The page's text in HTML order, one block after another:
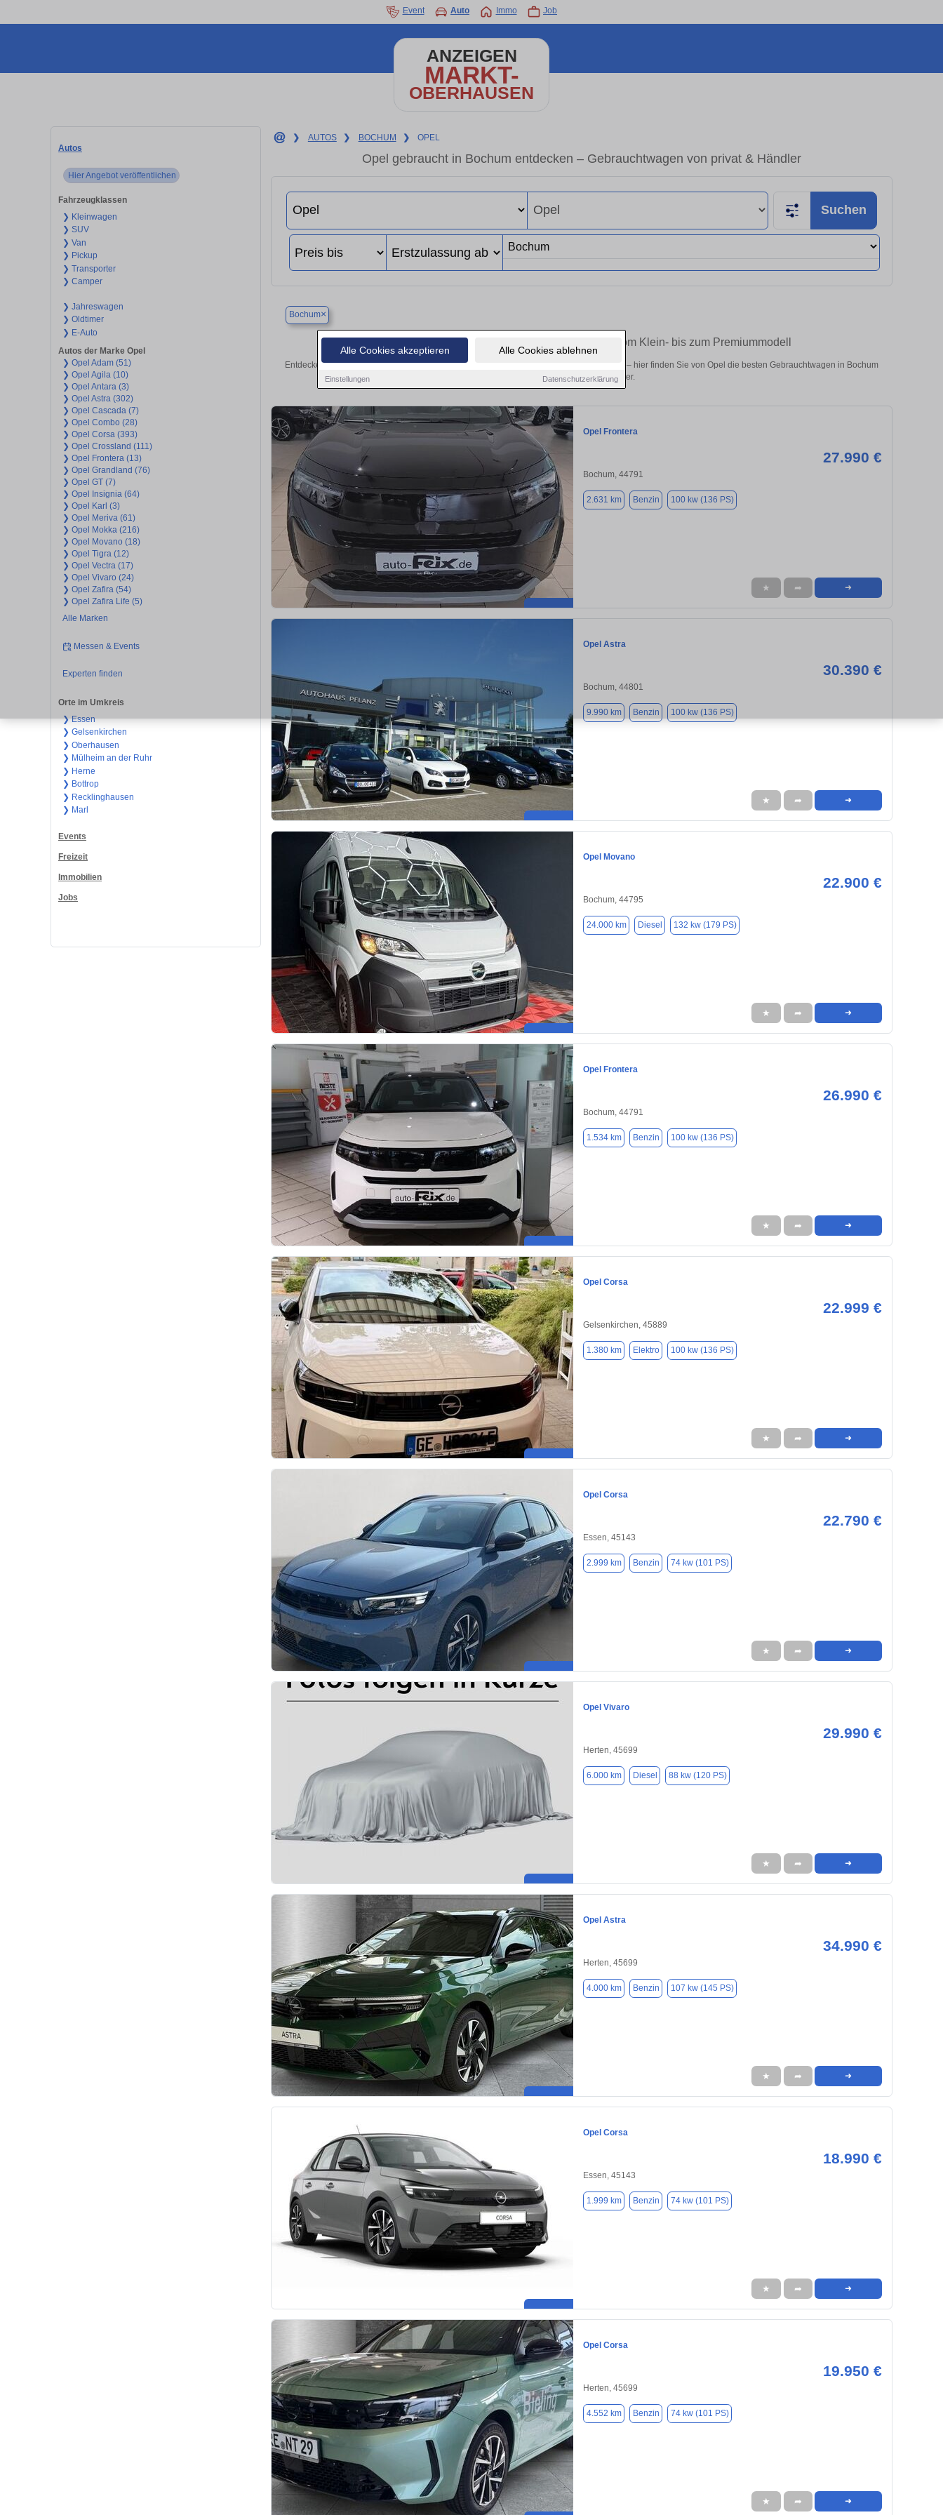
Alle Cookies akzeptieren Alle Cookies ablehnen
Einstellungen Datenschutzerklärung
Event Auto Immo Job
ANZEIGEN
MARKT-
OBERHAUSEN
Autos
Hier Angebot veröffentlichen
Fahrzeugklassen
❯ Kleinwagen
❯ SUV
❯ Van
❯ Pickup
❯ Transporter
❯ Camper
❯ Jahreswagen
❯ Oldtimer
❯ E-Auto
Autos der Marke Opel
❯ Opel Adam (51)
❯ Opel Agila (10)
❯ Opel Antara (3)
❯ Opel Astra (302)
❯ Opel Cascada (7)
❯ Opel Combo (28)
❯ Opel Corsa (393)
❯ Opel Crossland (111)
❯ Opel Frontera (13)
❯ Opel Grandland (76)
❯ Opel GT (7)
❯ Opel Insignia (64)
❯ Opel Karl (3)
❯ Opel Meriva (61)
❯ Opel Mokka (216)
❯ Opel Movano (18)
❯ Opel Tigra (12)
❯ Opel Vectra (17)
❯ Opel Vivaro (24)
❯ Opel Zafira (54)
❯ Opel Zafira Life (5)
Alle Marken
Messen & Events
Experten finden
Orte im Umkreis
❯ Essen
❯ Gelsenkirchen
❯ Oberhausen
❯ Mülheim an der Ruhr
❯ Herne
❯ Bottrop
❯ Recklinghausen
❯ Marl
Events
Freizeit
Immobilien
Jobs
❯ AUTOS ❯ BOCHUM ❯ OPEL
Opel gebraucht in Bochum entdecken – Gebrauchtwagen von privat & Händler
Suchen
Bochum×
Finden Sie in Bochum Ihren gebrauchten Opel – vom Klein- bis zum Premiummodell
Entdecken Sie in Bochum gebrauchte Opel Fahrzeuge. Von Kleinwagen bis hin zum SUV – hier finden Sie von Opel die besten Gebrauchtwagen in Bochum
von privat und vom Händler.
Opel Frontera
27.990 €
Bochum, 44791
2.631 km Benzin 100 kw (136 PS)
★ ➦ ➜
Opel Astra
30.390 €
Bochum, 44801
9.990 km Benzin 100 kw (136 PS)
★ ➦ ➜
Opel Movano
22.900 €
Bochum, 44795
24.000 km Diesel 132 kw (179 PS)
★ ➦ ➜
Opel Frontera
26.990 €
Bochum, 44791
1.534 km Benzin 100 kw (136 PS)
★ ➦ ➜
Opel Corsa
22.999 €
Gelsenkirchen, 45889
1.380 km Elektro 100 kw (136 PS)
★ ➦ ➜
Opel Corsa
22.790 €
Essen, 45143
2.999 km Benzin 74 kw (101 PS)
★ ➦ ➜
Opel Vivaro
29.990 €
Herten, 45699
6.000 km Diesel 88 kw (120 PS)
★ ➦ ➜
Opel Astra
34.990 €
Herten, 45699
4.000 km Benzin 107 kw (145 PS)
★ ➦ ➜
Opel Corsa
18.990 €
Essen, 45143
1.999 km Benzin 74 kw (101 PS)
★ ➦ ➜
Opel Corsa
19.950 €
Herten, 45699
4.552 km Benzin 74 kw (101 PS)
★ ➦ ➜